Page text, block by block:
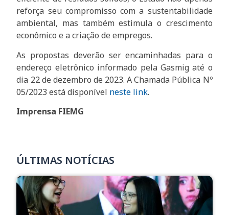
reforça seu compromisso com a sustentabilidade
ambiental, mas também estimula o crescimento
econômico e a criação de empregos.
As propostas deverão ser encaminhadas para o
endereço eletrônico informado pela Gasmig até o
dia 22 de dezembro de 2023. A Chamada Pública Nº
05/2023 está disponível neste link.
Imprensa FIEMG
ÚLTIMAS NOTÍCIAS